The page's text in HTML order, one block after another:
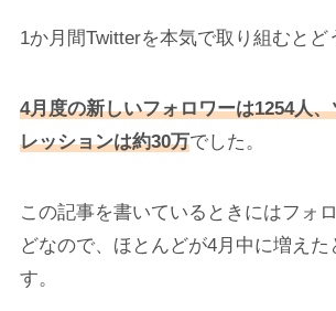
1か月間Twitterを本気で取り組むとど
4月度の新しいフォロワーは1254人
レッションは約30万でした。
この記事を書いているときにはフォ
どなので、ほとんどが4月中に増えた
す。